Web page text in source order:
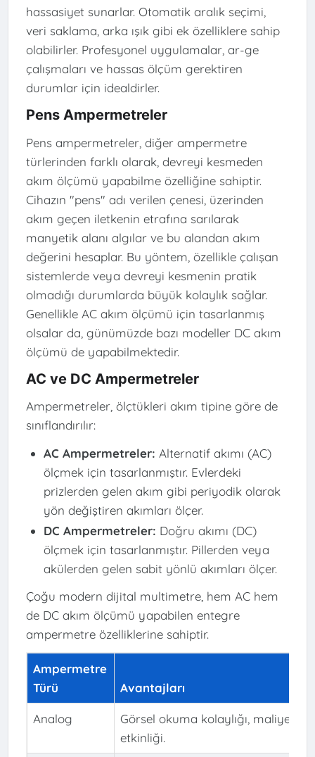
hassasiyet sunarlar. Otomatik aralık seçimi,
veri saklama, arka ışık gibi ek özelliklere sahip
olabilirler. Profesyonel uygulamalar, ar-ge
çalışmaları ve hassas ölçüm gerektiren
durumlar için idealdirler.
Pens Ampermetreler
Pens ampermetreler, diğer ampermetre
türlerinden farklı olarak, devreyi kesmeden
akım ölçümü yapabilme özelliğine sahiptir.
Cihazın "pens" adı verilen çenesi, üzerinden
akım geçen iletkenin etrafına sarılarak
manyetik alanı algılar ve bu alandan akım
değerini hesaplar. Bu yöntem, özellikle çalışan
sistemlerde veya devreyi kesmenin pratik
olmadığı durumlarda büyük kolaylık sağlar.
Genellikle AC akım ölçümü için tasarlanmış
olsalar da, günümüzde bazı modeller DC akım
ölçümü de yapabilmektedir.
AC ve DC Ampermetreler
Ampermetreler, ölçtükleri akım tipine göre de
sınıflandırılır:
AC Ampermetreler: Alternatif akımı (AC)
ölçmek için tasarlanmıştır. Evlerdeki
prizlerden gelen akım gibi periyodik olarak
yön değiştiren akımları ölçer.
DC Ampermetreler: Doğru akımı (DC)
ölçmek için tasarlanmıştır. Pillerden veya
akülerden gelen sabit yönlü akımları ölçer.
Çoğu modern dijital multimetre, hem AC hem
de DC akım ölçümü yapabilen entegre
ampermetre özelliklerine sahiptir.
Ampermetre
Türü
Avantajları
Analog
Görsel okuma kolaylığı, maliyet
etkinliği.